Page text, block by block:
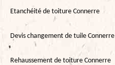
Etanchéité de toiture Connerre
Devis changement de tuile Connerre
Rehaussement de toiture Connerre